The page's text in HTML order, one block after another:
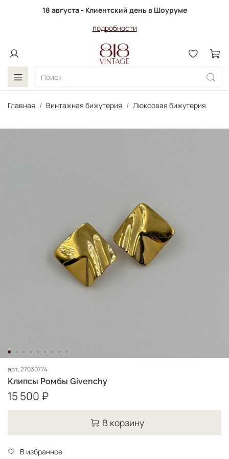
18 августа - Клиентский день в Шоуруме
подробности
Главная Винтажная бижутерия Люксовая бижутерия
арт.27030774
Клипсы Ромбы Givenchy
15 500 ₽
В корзину
В избранное